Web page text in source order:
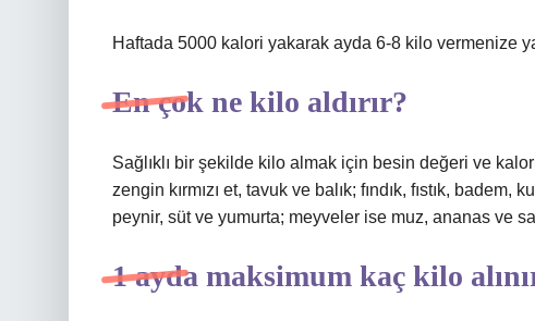
Haftada 5000 kalori yakarak ayda 6-8 kilo vermenize
En çok ne kilo aldırır?
Sağlıklı bir şekilde kilo almak için besin değeri ve
zengin kırmızı et, tavuk ve balık; fındık, fıstık,
peynir, süt ve yumurta; meyveler ise muz, ananas ve
1 ayda maksimum kaç kilo